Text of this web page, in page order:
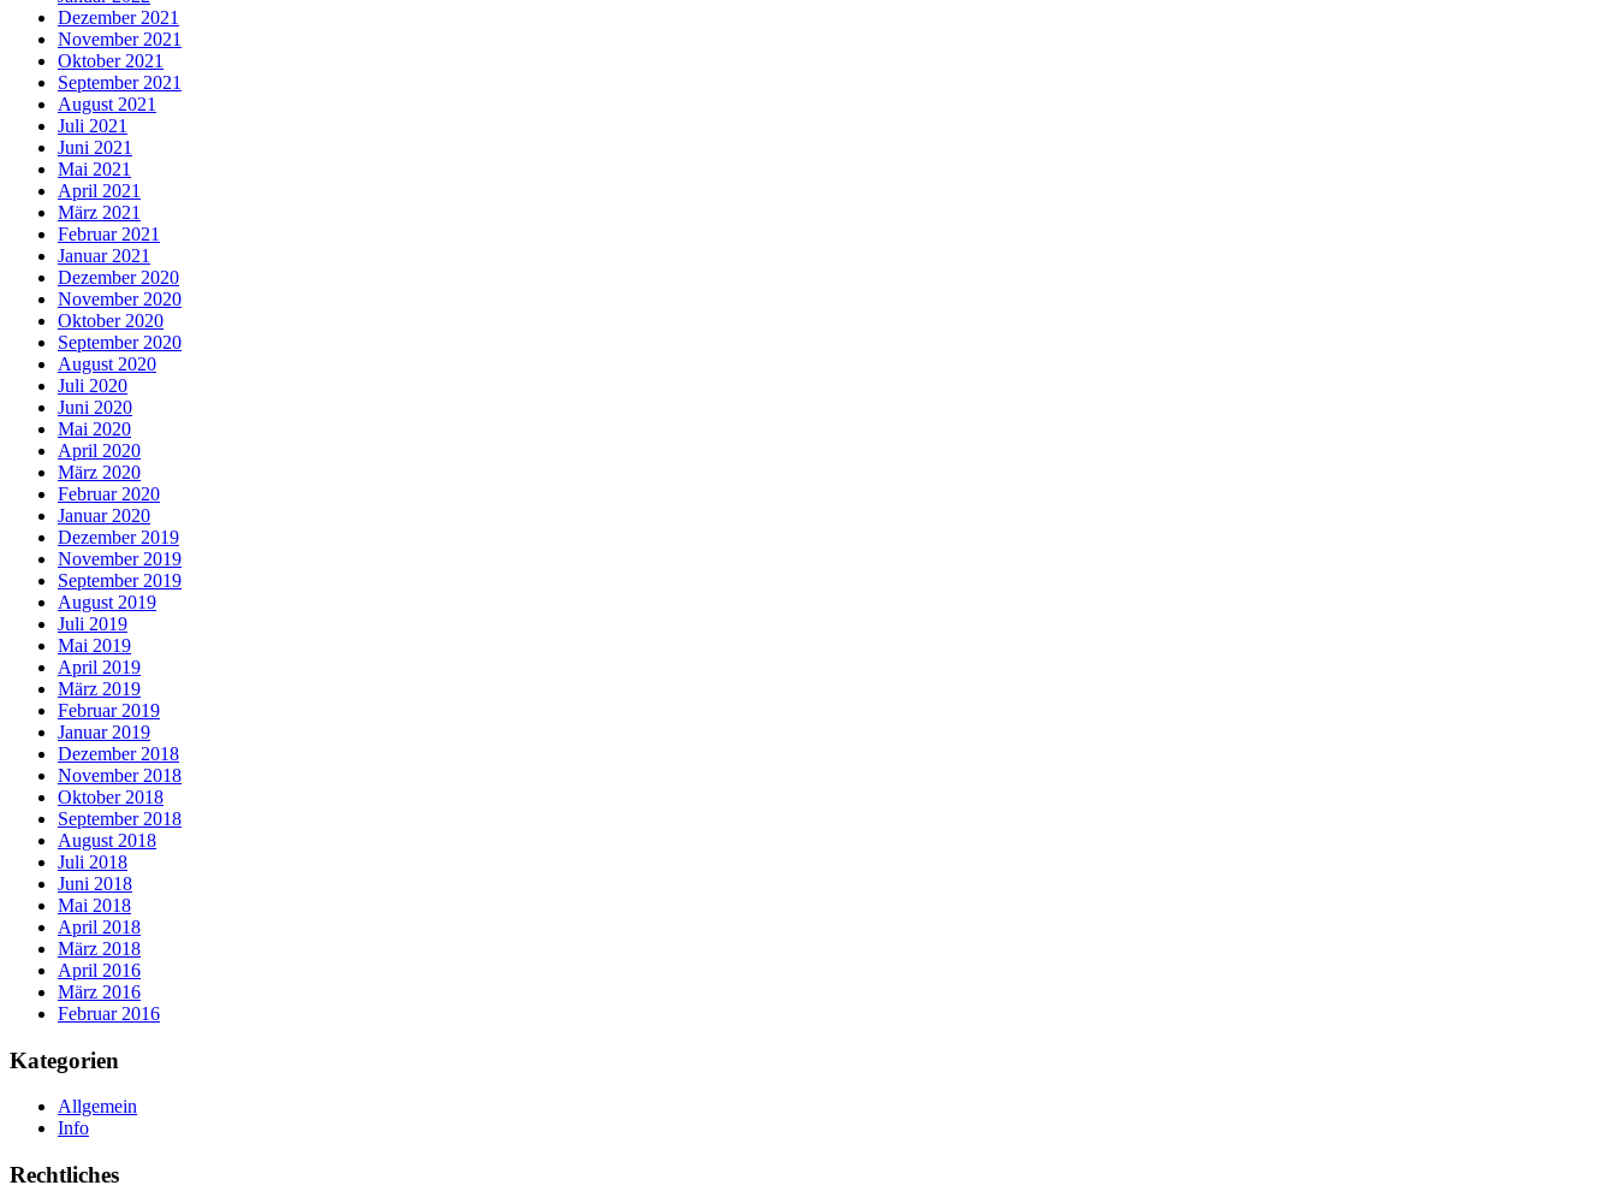
Dezember 2021
November 2021
Oktober 2021
September 2021
August 2021
Juli 2021
Juni 2021
Mai 2021
April 2021
März 2021
Februar 2021
Januar 2021
Dezember 2020
November 2020
Oktober 2020
September 2020
August 2020
Juli 2020
Juni 2020
Mai 2020
April 2020
März 2020
Februar 2020
Januar 2020
Dezember 2019
November 2019
September 2019
August 2019
Juli 2019
Mai 2019
April 2019
März 2019
Februar 2019
Januar 2019
Dezember 2018
November 2018
Oktober 2018
September 2018
August 2018
Juli 2018
Juni 2018
Mai 2018
April 2018
März 2018
April 2016
März 2016
Februar 2016
Kategorien
Allgemein
Info
Rechtliches